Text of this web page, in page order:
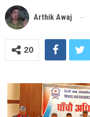
Arthik Awaj
20